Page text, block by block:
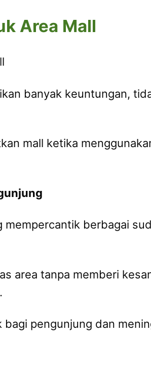
Area Mall
banyak keuntungan,
mall ketika
berbagai
area tanpa memberi
pengunjung dan